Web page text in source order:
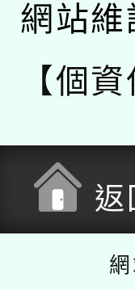
網站維
【個
返